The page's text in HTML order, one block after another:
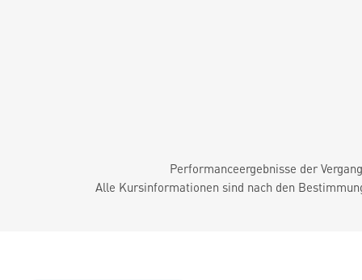
Performanceergebnisse der
Alle Kursinformationen sind nach den